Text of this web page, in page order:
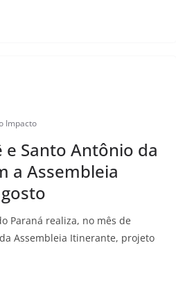
Impacto
e Santo Antônio da
a Assembleia
Paraná realiza, no mês de
Assembleia Itinerante, projeto